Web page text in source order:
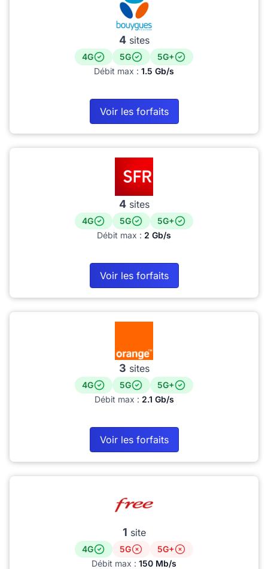
4sites
4G 5G
5G+
Débit max : 1.5 Gb/s
Voir les forfaits
4sites
4G 5G
5G+
Débit max : 2 Gb/s
Voir les forfaits
3 sites
4G 5G
5G+
Débit max : 2.1 Gb/s
Voir les forfaits
1 site
4G 5G
5G+
Débit max : 150 Mb/s